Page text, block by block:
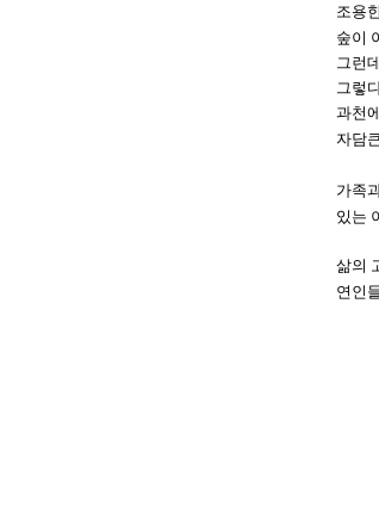
조용
숲이
그런
그렇
과천
자담
가족
있는
삶의
연인